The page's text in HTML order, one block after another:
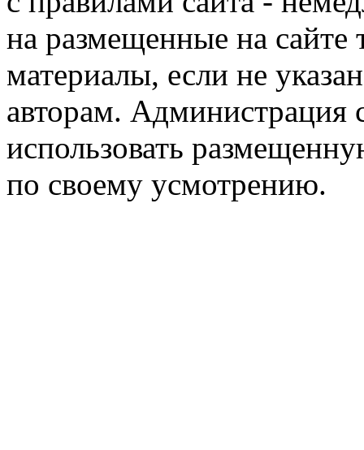
на размещенные на сайте
материалы, если не
авторам. Администрация
использовать
по своему усмотрению.